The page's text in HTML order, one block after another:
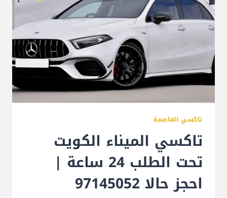
تاكسي العاصمة
تاكسي الميناء الكويت
تحت الطلب 24 ساعة |
احجز حالا 97145052